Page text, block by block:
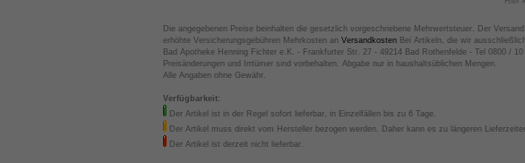
Die angegebenen Preise beinhalten die gesetzlich vorgeschriebene Mehrwertsteuer. Der
erhöhte Versicherungsgebühren Mehrkosten an Versandkosten Bei Artikeln, die wir
Bad Apotheke Henning Fichter e.K. - Frankfurter Str. 27 - 49214 Bad Rothenfelde - Tel 0800 /
Preisänderungen und Irrtümer sind vorbehalten. Abgabe nur in haushaltsüblichen Mengen.
Alle Angaben ohne Gewähr.
Verfügbarkeit:
Der Artikel ist in der Regel sofort lieferbar, in Einzelfällen bis zu 6 Tage.
Der Artikel muss direkt vom Hersteller bezogen werden. Daher kann es zu längeren
Der Artikel ist derzeit nicht lieferbar.